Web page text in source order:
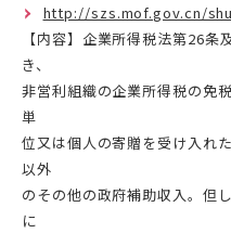
http://szs.mof.gov.cn/
【内容】企業所得税法第26
き、
非営利組織の企業所得税の免
単
位又は個人の寄贈を受け入れ
以外
のその他の政府補助収入。但
に